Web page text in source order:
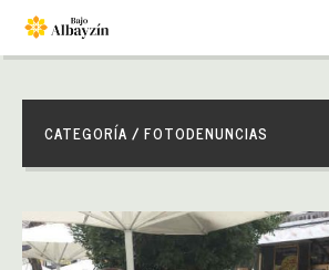
CATEGORÍA / FOTODENUNCIAS